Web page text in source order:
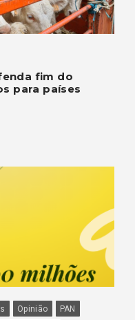
fim do
para países
Opinião
PAN